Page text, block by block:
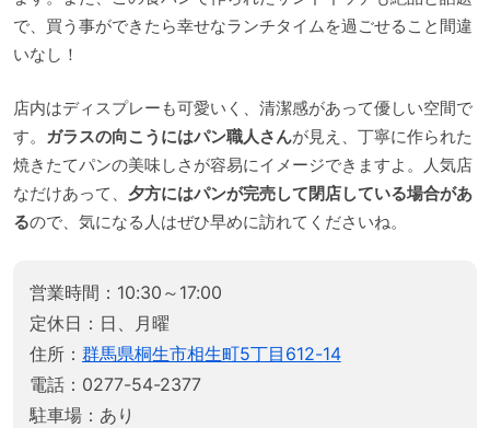
で、買う事ができたら幸せなランチタイムを過ごせること間違
いなし！
店内はディスプレーも可愛いく、清潔感があって優しい空間で
す。
ガラスの向こうにはパン職人さんが見え、丁寧に作られた
焼きたてパンの美味しさが容易にイメージできますよ。人気店
なだけあって、 夕方にはパンが完売して閉店している場合があ
るので、気になる人はぜひ早めに訪れてくださいね。
営業時間：10:30～17:00
定休日：日、月曜
住所： 群馬県桐生市相生町5丁目612-14
電話：0277-54-2377
駐車場：あり